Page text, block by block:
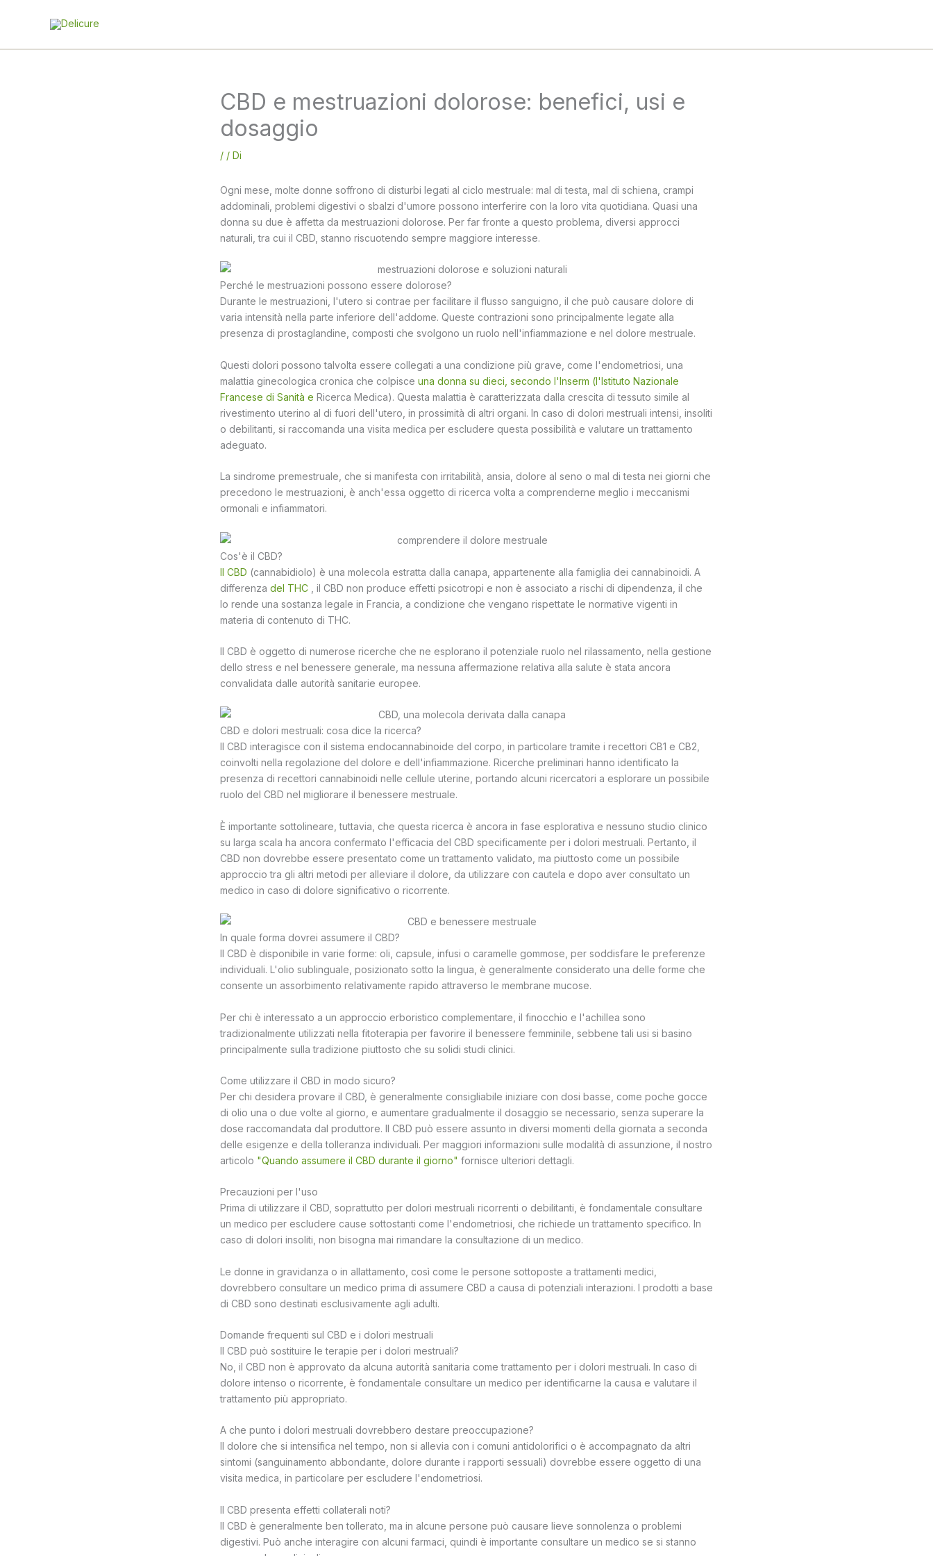
CBD e mestruazioni dolorose: benefici, usi e
dosaggio
/ / Di
Ogni mese, molte donne soffrono di disturbi legati al ciclo mestruale: mal di testa, mal di schiena, crampi
addominali, problemi digestivi o sbalzi d'umore possono interferire con la loro vita quotidiana. Quasi una
donna su due è affetta da mestruazioni dolorose. Per far fronte a questo problema, diversi approcci
naturali, tra cui il CBD, stanno riscuotendo sempre maggiore interesse.
Perché le mestruazioni possono essere dolorose?
Durante le mestruazioni, l'utero si contrae per facilitare il flusso sanguigno, il che può causare dolore di
varia intensità nella parte inferiore dell'addome. Queste contrazioni sono principalmente legate alla
presenza di prostaglandine, composti che svolgono un ruolo nell'infiammazione e nel dolore mestruale.
Questi dolori possono talvolta essere collegati a una condizione più grave, come l'endometriosi, una
malattia ginecologica cronica che colpisce una donna su dieci, secondo l'Inserm (l'Istituto Nazionale
Francese di Sanità e Ricerca Medica). Questa malattia è caratterizzata dalla crescita di tessuto simile al
rivestimento uterino al di fuori dell'utero, in prossimità di altri organi. In caso di dolori mestruali intensi, insoliti
o debilitanti, si raccomanda una visita medica per escludere questa possibilità e valutare un trattamento
adeguato.
La sindrome premestruale, che si manifesta con irritabilità, ansia, dolore al seno o mal di testa nei giorni che
precedono le mestruazioni, è anch'essa oggetto di ricerca volta a comprenderne meglio i meccanismi
ormonali e infiammatori.
Cos'è il CBD?
Il CBD (cannabidiolo) è una molecola estratta dalla canapa, appartenente alla famiglia dei cannabinoidi. A
differenza del THC , il CBD non produce effetti psicotropi e non è associato a rischi di dipendenza, il che
lo rende una sostanza legale in Francia, a condizione che vengano rispettate le normative vigenti in
materia di contenuto di THC.
Il CBD è oggetto di numerose ricerche che ne esplorano il potenziale ruolo nel rilassamento, nella gestione
dello stress e nel benessere generale, ma nessuna affermazione relativa alla salute è stata ancora
convalidata dalle autorità sanitarie europee.
CBD e dolori mestruali: cosa dice la ricerca?
Il CBD interagisce con il sistema endocannabinoide del corpo, in particolare tramite i recettori CB1 e CB2,
coinvolti nella regolazione del dolore e dell'infiammazione. Ricerche preliminari hanno identificato la
presenza di recettori cannabinoidi nelle cellule uterine, portando alcuni ricercatori a esplorare un possibile
ruolo del CBD nel migliorare il benessere mestruale.
È importante sottolineare, tuttavia, che questa ricerca è ancora in fase esplorativa e nessuno studio clinico
su larga scala ha ancora confermato l'efficacia del CBD specificamente per i dolori mestruali. Pertanto, il
CBD non dovrebbe essere presentato come un trattamento validato, ma piuttosto come un possibile
approccio tra gli altri metodi per alleviare il dolore, da utilizzare con cautela e dopo aver consultato un
medico in caso di dolore significativo o ricorrente.
In quale forma dovrei assumere il CBD?
Il CBD è disponibile in varie forme: oli, capsule, infusi o caramelle gommose, per soddisfare le preferenze
individuali. L'olio sublinguale, posizionato sotto la lingua, è generalmente considerato una delle forme che
consente un assorbimento relativamente rapido attraverso le membrane mucose.
Per chi è interessato a un approccio erboristico complementare, il finocchio e l'achillea sono
tradizionalmente utilizzati nella fitoterapia per favorire il benessere femminile, sebbene tali usi si basino
principalmente sulla tradizione piuttosto che su solidi studi clinici.
Come utilizzare il CBD in modo sicuro?
Per chi desidera provare il CBD, è generalmente consigliabile iniziare con dosi basse, come poche gocce
di olio una o due volte al giorno, e aumentare gradualmente il dosaggio se necessario, senza superare la
dose raccomandata dal produttore. Il CBD può essere assunto in diversi momenti della giornata a seconda
delle esigenze e della tolleranza individuali. Per maggiori informazioni sulle modalità di assunzione, il nostro
articolo "Quando assumere il CBD durante il giorno" fornisce ulteriori dettagli.
Precauzioni per l'uso
Prima di utilizzare il CBD, soprattutto per dolori mestruali ricorrenti o debilitanti, è fondamentale consultare
un medico per escludere cause sottostanti come l'endometriosi, che richiede un trattamento specifico. In
caso di dolori insoliti, non bisogna mai rimandare la consultazione di un medico.
Le donne in gravidanza o in allattamento, così come le persone sottoposte a trattamenti medici,
dovrebbero consultare un medico prima di assumere CBD a causa di potenziali interazioni. I prodotti a base
di CBD sono destinati esclusivamente agli adulti.
Domande frequenti sul CBD e i dolori mestruali
Il CBD può sostituire le terapie per i dolori mestruali?
No, il CBD non è approvato da alcuna autorità sanitaria come trattamento per i dolori mestruali. In caso di
dolore intenso o ricorrente, è fondamentale consultare un medico per identificarne la causa e valutare il
trattamento più appropriato.
A che punto i dolori mestruali dovrebbero destare preoccupazione?
Il dolore che si intensifica nel tempo, non si allevia con i comuni antidolorifici o è accompagnato da altri
sintomi (sanguinamento abbondante, dolore durante i rapporti sessuali) dovrebbe essere oggetto di una
visita medica, in particolare per escludere l'endometriosi.
Il CBD presenta effetti collaterali noti?
Il CBD è generalmente ben tollerato, ma in alcune persone può causare lieve sonnolenza o problemi
digestivi. Può anche interagire con alcuni farmaci, quindi è importante consultare un medico se si stanno